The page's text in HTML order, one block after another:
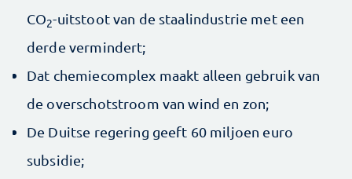
CO2-uitstoot van de staalindustrie met een
derde vermindert;
Dat chemiecomplex maakt alleen gebruik van
de overschotstroom van wind en zon;
De Duitse regering geeft 60 miljoen euro
subsidie;